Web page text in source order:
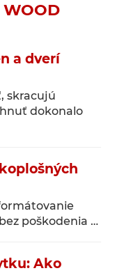
WOOD
a dverí
skracujú
dokonalo
poškodenia …
Ako